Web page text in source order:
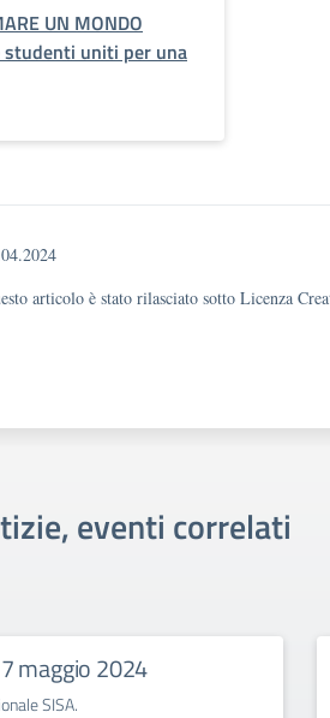
UN MONDO
studenti uniti per una
articolo è stato rilasciato sotto Licenza
eventi correlati
maggio 2024
SISA.